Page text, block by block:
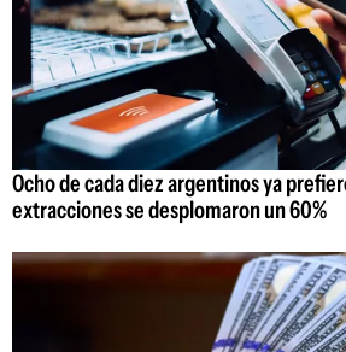
Ocho de cada diez argentinos ya
extracciones se desplomaron un 60%